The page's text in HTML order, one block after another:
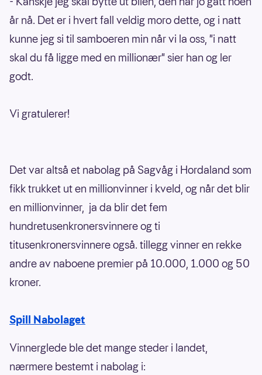
år nå. Det er i hvert fall veldig moro dette, og i natt
kunne jeg si til samboeren min når vi la oss, "i natt
skal du få ligge med en millionær" sier han og ler
godt.
Vi gratulerer!
Det var altså et nabolag på Sagvåg i Hordaland som
fikk trukket ut en millionvinner i kveld, og når det blir
en millionvinner, ja da blir det fem
hundretusenkronersvinnere og ti
titusenkronersvinnere også. tillegg vinner en rekke
andre av naboene premier på 10.000, 1.000 og 50
kroner.
Spill Nabolaget
Vinnerglede ble det mange steder i landet,
nærmere bestemt i nabolag i: